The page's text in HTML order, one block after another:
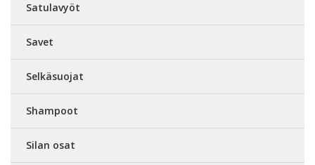
Satulavyöt
Savet
Selkäsuojat
Shampoot
Silan osat